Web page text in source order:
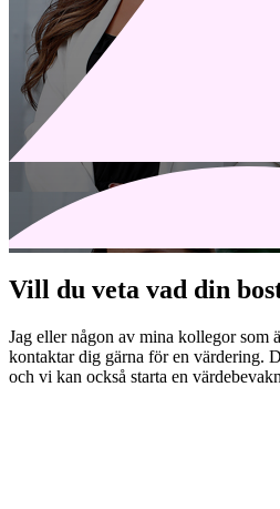
Vill du veta vad din
Jag eller någon av mina kollegor som
kontaktar dig gärna för en värdering.
och vi kan också starta en